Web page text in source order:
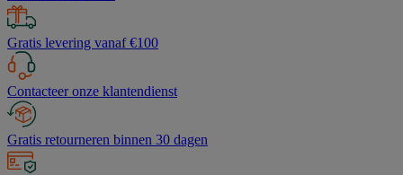
Gratis levering vanaf €100
Contacteer onze klantendienst
Gratis retourneren binnen 30 dagen